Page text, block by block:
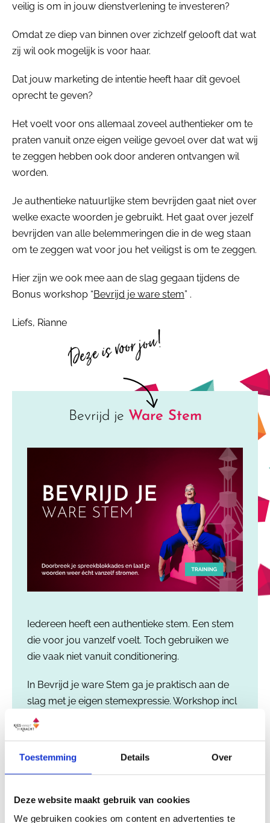
Toestemming Details Over
Deze website maakt gebruik van cookies
We gebruiken cookies om content en advertenties te
veilig is om in jouw dienstverlening te investeren?
Omdat ze diep van binnen over zichzelf gelooft dat wat
zij wil ook mogelijk is voor haar.
Dat jouw marketing de intentie heeft haar dit gevoel
oprecht te geven?
Het voelt voor ons allemaal zoveel authentieker om te
praten vanuit onze eigen veilige gevoel over dat wat wij
te zeggen hebben ook door anderen ontvangen wil
worden.
Je authentieke natuurlijke stem bevrijden gaat niet over
welke exacte woorden je gebruikt. Het gaat over jezelf
bevrijden van alle belemmeringen die in de weg staan
om te zeggen wat voor jou het veiligst is om te zeggen.
Hier zijn we ook mee aan de slag gegaan tijdens de
Bonus workshop “Bevrijd je ware stem” .
Liefs, Rianne
Deze is voor jou!
Bevrijd je Ware Stem
Iedereen heeft een authentieke stem. Een stem
die voor jou vanzelf voelt. Toch gebruiken we
die vaak niet vanuit conditionering.
In Bevrijd je ware Stem ga je praktisch aan de
slag met je eigen stemexpressie. Workshop incl
praktisch oefeningen!
experimenteer om jezelf op jouw echt
natuurlijke manier uit te spreken.
Nu tijdelijk van €147 voor €37!